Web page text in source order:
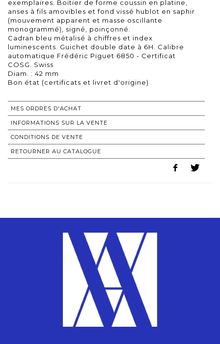
exemplaires. Boitier de forme coussin en platine,
anses à fils amovibles et fond vissé hublot en saphir
(mouvement apparent et masse oscillante
monogrammé), signé, poinçonné.
Cadran bleu métalisé à chiffres et index
luminescents. Guichet double date à 6H. Calibre
automatique Frédéric Piguet 6850 - Certificat
COSG. Swiss
Diam. : 42 mm
Bon état (certificats et livret d'origine)
MES ORDRES D'ACHAT
INFORMATIONS SUR LA VENTE
CONDITIONS DE VENTE
RETOURNER AU CATALOGUE